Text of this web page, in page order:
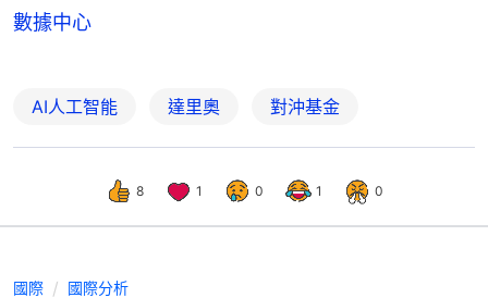
數據中心
AI人工智能 達里奧 對沖基金
8 1 0 1 0
國際 國際分析